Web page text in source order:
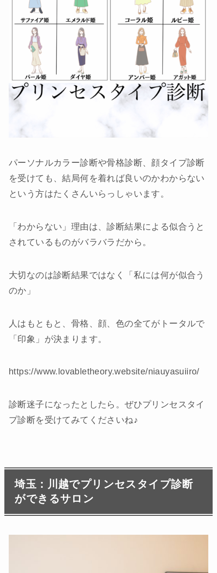
パーソナルカラー診断や骨格診断、顔タイプ診断
を受けても、結局何を着れば良いのかわからない
という方はたくさんいらっしゃいます。
「わからない」理由は、診断結果による似合うと
されているものがバラバラだから。
大切なのは診断結果ではなく「私には何が似合う
のか」
人はもともと、骨格、顔、色の全てがトータルで
「印象」が決まります。
https://www.lovabletheory.website/niauyasuiiro/
診断迷子になったとしたら。ぜひプリンセスタイ
プ診断を受けてみてくださいね♪
埼玉：川越でプリンセスタイプ診断
ができるサロン